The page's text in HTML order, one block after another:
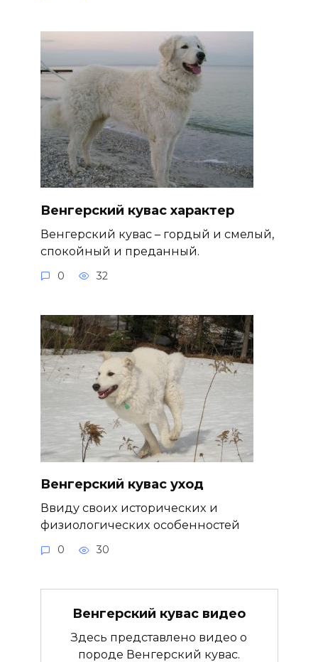
Венгерский кувас характер
Венгерский кувас – гордый и смелый,
спокойный и преданный.
0 32
Венгерский кувас уход
Ввиду своих исторических и
физиологических особенностей
0 30
Венгерский кувас видео
Здесь представлено видео о
породе Венгерский кувас.